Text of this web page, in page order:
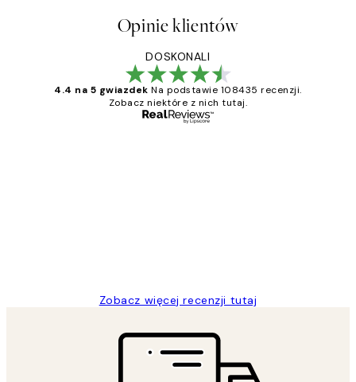
Opinie klientów
DOSKONALI
4.4 na 5 gwiazdek Na podstawie 108435 recenzji.
Zobacz niektóre z nich tutaj.
Zobacz więcej recenzji tutaj